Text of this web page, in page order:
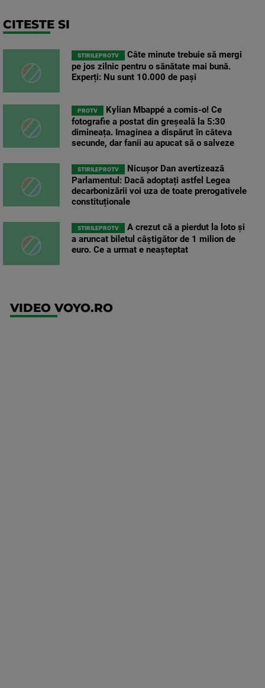
CITESTE SI
STIRILEPROTV
Câte minute trebuie să mergi
pe jos zilnic pentru o sănătate mai bună.
Experți: Nu sunt 10.000 de pași
PROTV
Kylian Mbappé a comis-o! Ce
fotografie a postat din greșeală la 5:30
dimineața. Imaginea a dispărut în câteva
secunde, dar fanii au apucat să o salveze
STIRILEPROTV
Nicușor Dan avertizează
Parlamentul: Dacă adoptați astfel Legea
decarbonizării voi uza de toate prerogativele
constituționale
STIRILEPROTV
A crezut că a pierdut la loto și
a aruncat biletul câștigător de 1 milion de
euro. Ce a urmat e neașteptat
VIDEO VOYO.RO